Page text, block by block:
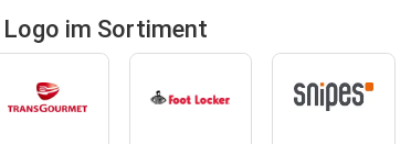
im Sortiment